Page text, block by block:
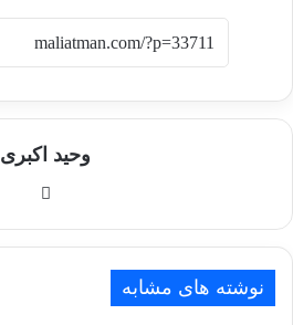
وحید اکبری
نوشته های مشابه